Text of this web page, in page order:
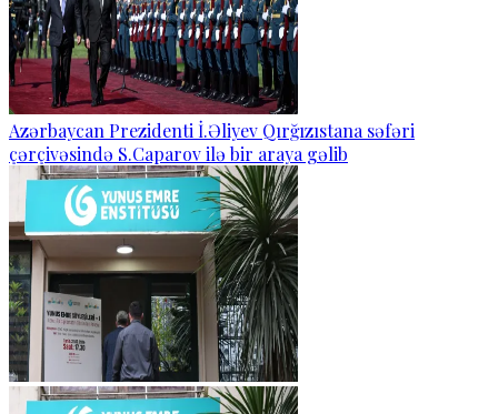
Azərbaycan Prezidenti İ.Əliyev Qırğızıstana səfəri
çərçivəsində S.Caparov ilə bir araya gəlib